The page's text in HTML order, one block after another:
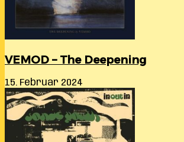
VEMOD – The Deepening
15. Februar 2024